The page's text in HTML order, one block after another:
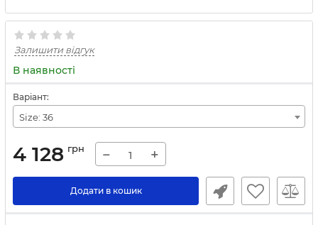
Залишити відгук
В наявності
Варіант:
Size: 36
4 128 грн − +
Додати в кошик